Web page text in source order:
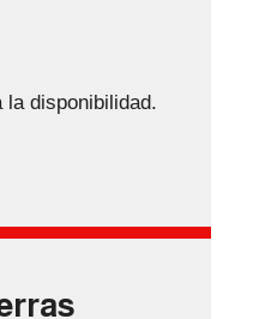
disponibilidad.